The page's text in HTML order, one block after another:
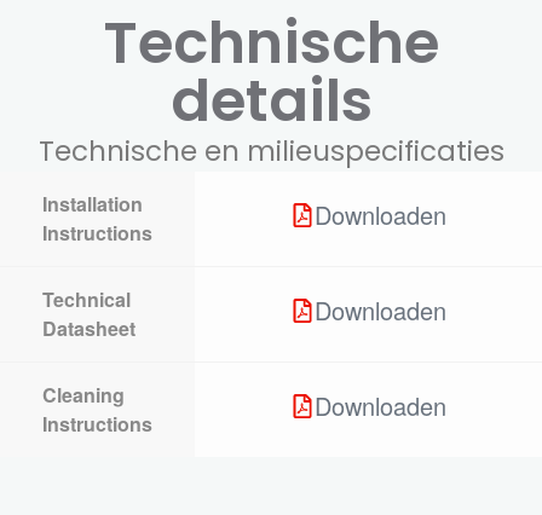
Technische
details
Technische en milieuspecificaties
Installation
Instructions
Downloaden
Technical
Datasheet
Downloaden
Cleaning
Instructions
Downloaden